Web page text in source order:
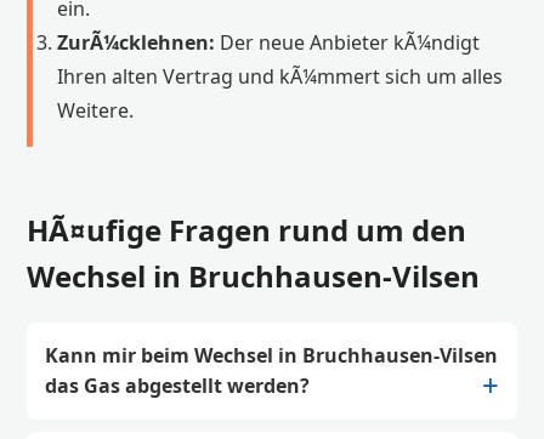
ein.
ZurÃ¼cklehnen: Der neue Anbieter kÃ¼ndigt
Ihren alten Vertrag und kÃ¼mmert sich um alles
Weitere.
HÃ¤ufige Fragen rund um den
Wechsel in Bruchhausen-Vilsen
Kann mir beim Wechsel in Bruchhausen-Vilsen
das Gas abgestellt werden?